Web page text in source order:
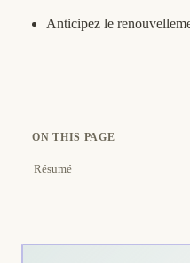
Anticipez le
ON THIS PAGE
Résumé